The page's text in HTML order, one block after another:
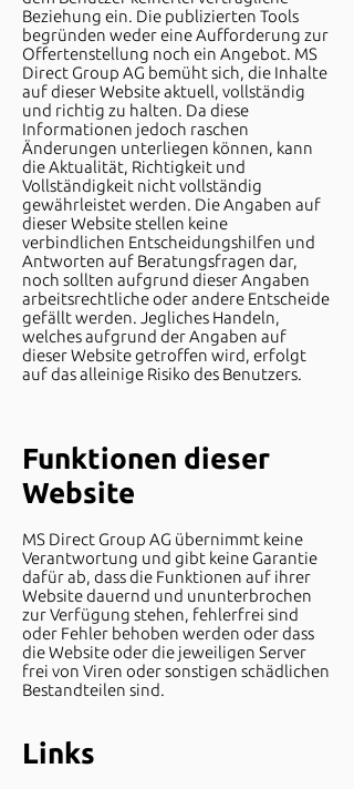
Beziehung ein. Die publizierten Tools
begründen weder eine Aufforderung zur
Offertenstellung noch ein Angebot. MS
Direct Group AG bemüht sich, die Inhalte
auf dieser Website aktuell, vollständig
und richtig zu halten. Da diese
Informationen jedoch raschen
Änderungen unterliegen können, kann
die Aktualität, Richtigkeit und
Vollständigkeit nicht vollständig
gewährleistet werden. Die Angaben auf
dieser Website stellen keine
verbindlichen Entscheidungshilfen und
Antworten auf Beratungsfragen dar,
noch sollten aufgrund dieser Angaben
arbeitsrechtliche oder andere Entscheide
gefällt werden. Jegliches Handeln,
welches aufgrund der Angaben auf
dieser Website getroffen wird, erfolgt
auf das alleinige Risiko des Benutzers.
Funktionen dieser
Website
MS Direct Group AG übernimmt keine
Verantwortung und gibt keine Garantie
dafür ab, dass die Funktionen auf ihrer
Website dauernd und ununterbrochen
zur Verfügung stehen, fehlerfrei sind
oder Fehler behoben werden oder dass
die Website oder die jeweiligen Server
frei von Viren oder sonstigen schädlichen
Bestandteilen sind.
Links